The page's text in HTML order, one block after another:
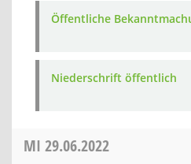
Öffentliche
Niederschrift öffentlich
MI 29.06.2022